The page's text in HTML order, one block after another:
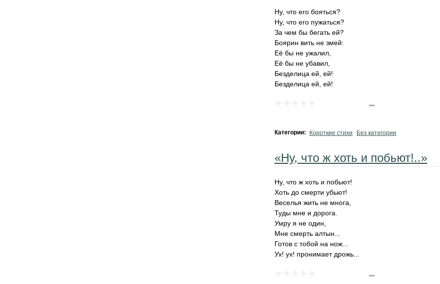
Ну, что его бояться?
Ну, что его пужаться?
За чем бы бегать ей?
Боярин вить не змей:
Её бы не ужалил,
Её бы не убавил,
Безделица ей, ей!
Безделица ей, ей!
Категории: Короткие стихи Без категории
«Ну, что ж хоть и побьют!..»
Ну, что ж хоть и побьют!
Хоть до смерти убьют!
Веселья жить не многа,
Туды мне и дорога.
Умру я не один,
Мне смерть алтын...
Готов с тобой на нож...
Ух! ух! пронимает дрожь...